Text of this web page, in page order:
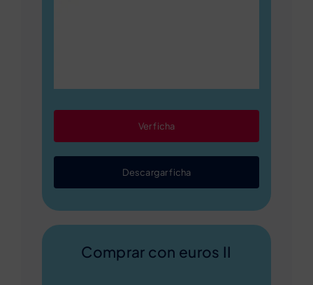
Ver ficha
Descargar ficha
Comprar con euros II